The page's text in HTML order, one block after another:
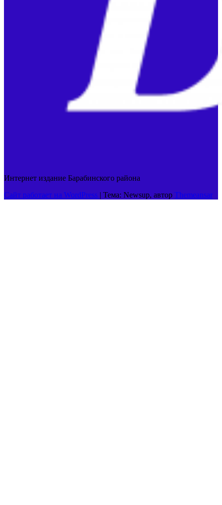
Интернет издание Барабинского района
Сайт работает на WordPress | Тема: Newsup, автор Themeansar